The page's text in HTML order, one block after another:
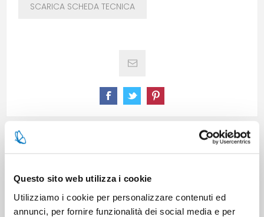
Questo sito web utilizza i cookie
Utilizziamo i cookie per personalizzare contenuti ed
annunci, per fornire funzionalità dei social media e per
SCARICA SCHEDA TECNICA
CONTATTACI